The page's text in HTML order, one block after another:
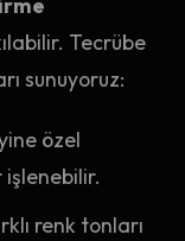
Tecrübe
sunuyoruz:
özel
renk tonları